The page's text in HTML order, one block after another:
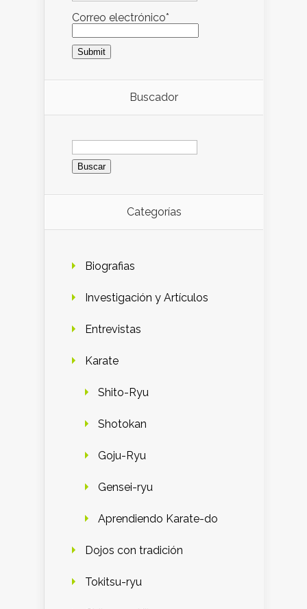
Correo electrónico*
Buscador
Buscar:
Categorías
Biografias
Investigación y Artículos
Entrevistas
Karate
Shito-Ryu
Shotokan
Goju-Ryu
Gensei-ryu
Aprendiendo Karate-do
Dojos con tradición
Tokitsu-ryu